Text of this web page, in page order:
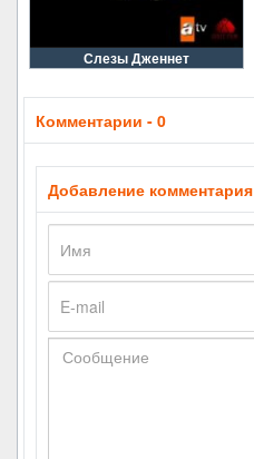
Слезы Дженнет
Комментарии - 0
Добавление комментария